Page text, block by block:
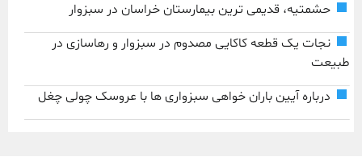
حشمتیه، قدیمی ترین بیمارستان خراسان در سبزوار
نجات یک قطعه کاکایی مصدوم در سبزوار و رهاسازی در
طبیعت
درباره آیین باران خواهی سبزواری ها با عروسک چولی چغل